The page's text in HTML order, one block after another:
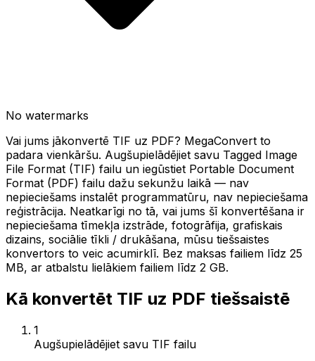
No watermarks
Vai jums jākonvertē TIF uz PDF? MegaConvert to
padara vienkāršu. Augšupielādējiet savu Tagged Image
File Format (TIF) failu un iegūstiet Portable Document
Format (PDF) failu dažu sekunžu laikā — nav
nepieciešams instalēt programmatūru, nav nepieciešama
reģistrācija. Neatkarīgi no tā, vai jums šī konvertēšana ir
nepieciešama tīmekļa izstrāde, fotogrāfija, grafiskais
dizains, sociālie tīkli / drukāšana, mūsu tiešsaistes
konvertors to veic acumirklī. Bez maksas failiem līdz 25
MB, ar atbalstu lielākiem failiem līdz 2 GB.
Kā konvertēt TIF uz PDF tiešsaistē
1
Augšupielādējiet savu TIF failu